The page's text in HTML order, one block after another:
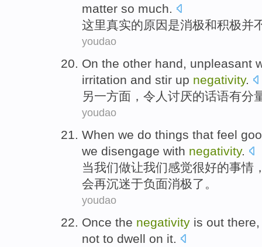
matter so much.
这里真实的原因是消极和积极并
youdao
On the other hand, unpleasant
irritation and stir up negativity.
另一方面， 令人讨厌的话语有分
youdao
When we do things that feel
we disengage with negativity.
当我们做让我们感觉很好的事情
会再沉迷于负面消极了。
youdao
Once the negativity is out
not to dwell on it.